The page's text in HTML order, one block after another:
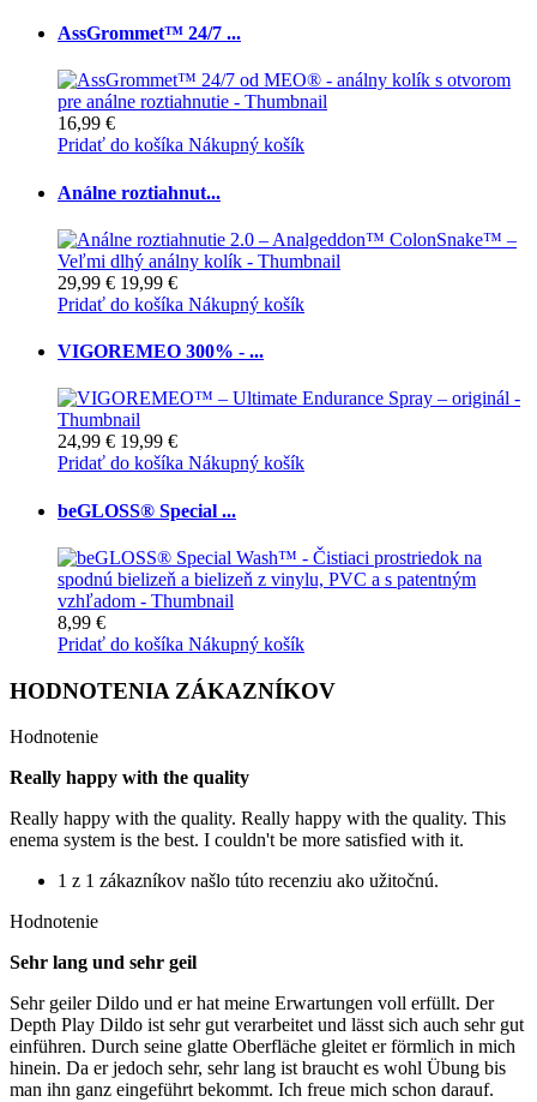
AssGrommet™ 24/7 ...
16,99 €
Pridať do košíka Nákupný košík
Análne roztiahnut...
29,99 € 19,99 €
Pridať do košíka Nákupný košík
VIGOREMEO 300% - ...
24,99 € 19,99 €
Pridať do košíka Nákupný košík
beGLOSS® Special ...
8,99 €
Pridať do košíka Nákupný košík
HODNOTENIA ZÁKAZNÍKOV
Hodnotenie
Really happy with the quality
Really happy with the quality. Really happy with the quality. This
enema system is the best. I couldn't be more satisfied with it.
1 z 1 zákazníkov našlo túto recenziu ako užitočnú.
Hodnotenie
Sehr lang und sehr geil
Sehr geiler Dildo und er hat meine Erwartungen voll erfüllt. Der
Depth Play Dildo ist sehr gut verarbeitet und lässt sich auch sehr gut
einführen. Durch seine glatte Oberfläche gleitet er förmlich in mich
hinein. Da er jedoch sehr, sehr lang ist braucht es wohl Übung bis
man ihn ganz eingeführt bekommt. Ich freue mich schon darauf.